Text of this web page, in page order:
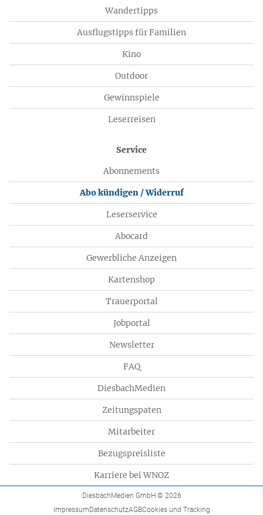
Wandertipps
Ausflugstipps für Familien
Kino
Outdoor
Gewinnspiele
Leserreisen
Service
Abonnements
Abo kündigen / Widerruf
Leserservice
Abocard
Gewerbliche Anzeigen
Kartenshop
Trauerportal
Jobportal
Newsletter
FAQ
DiesbachMedien
Zeitungspaten
Mitarbeiter
Bezugspreisliste
Karriere bei WNOZ
DiesbachMedien GmbH © 2026
ImpressumDatenschutzAGBCookies und Tracking